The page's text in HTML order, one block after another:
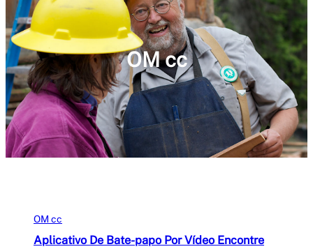
OM cc
OM cc
Aplicativo De Bate-papo Por Vídeo Encontre